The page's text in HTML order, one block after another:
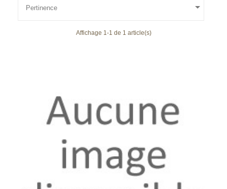
Pertinence 
Affichage 1-1 de 1 article(s)